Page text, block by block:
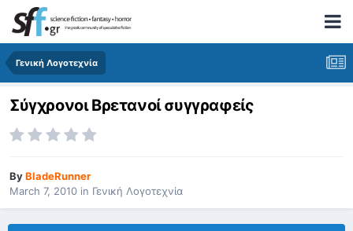
Γενική Λογοτεχνία
Σύγχρονοι Βρετανοί συγγραφείς
ByBladeRunner
March 7, 2010 in Γενική Λογοτεχνία